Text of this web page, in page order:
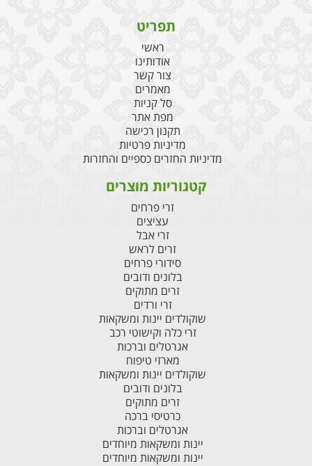
תפריט
ראשי
אודותינו
צור קשר
מאמרים
סל קניות
מפת אתר
תקנון רכישה
מדיניות פרטיות
מדיניות החזרים כספיים והחזרות
קטגוריות מוצרים
זרי פרחים
עציצים
זרי אבל
זרים לראש
סידורי פרחים
בלונים ודובים
זרים מתוקים
זרי ורדים
שוקולדים יינות ומשקאות
זרי כלה וקישוטי רכב
אגרטלים וברכות
מארזי טיפוח
שוקולדים יינות ומשקאות
בלונים ודובים
זרים מתוקים
כרטיסי ברכה
אגרטלים וברכות
יינות ומשקאות מיוחדים
יינות ומשקאות מיוחדים